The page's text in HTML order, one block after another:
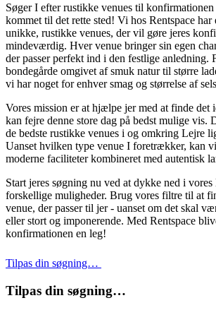
Søger I efter rustikke venues til
kommet til det rette sted! Vi hos Rentspace
unikke, rustikke venues, der vil gøre jeres
mindeværdig. Hver venue bringer sin egen
der passer perfekt ind i den festlige anledning.
bondegårde omgivet af smuk natur til større
vi har noget for enhver smag og størrelse af
Vores mission er at hjælpe jer med at finde det
kan fejre denne store dag på bedst mulige vis.
de bedste rustikke venues i og omkring Lejre
Uanset hvilken type venue I foretrækker, kan
moderne faciliteter kombineret med autentisk
Start jeres søgning nu ved at dykke ned i vores
forskellige muligheder. Brug vores filtre til at
venue, der passer til jer - uanset om det skal
eller stort og imponerende. Med Rentspace
konfirmationen en leg!
Tilpas din søgning…
Tilpas din søgning…